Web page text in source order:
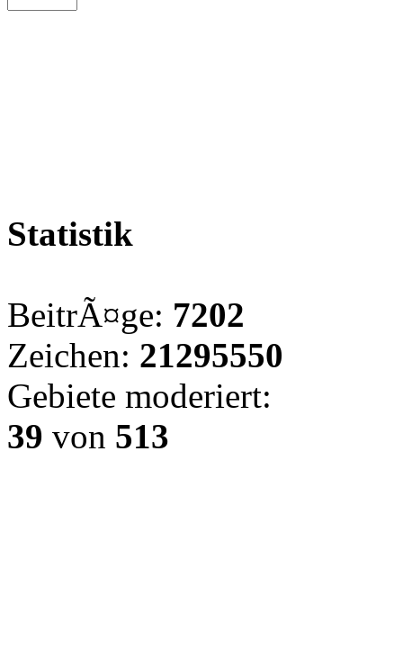
Statistik
BeitrÃ¤ge: 7202
Zeichen: 21295550
Gebiete moderiert:
39 von 513